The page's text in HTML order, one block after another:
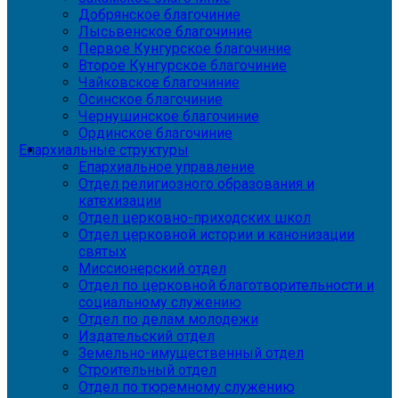
Добрянское благочиние
Лысьвенское благочиние
Первое Кунгурское благочиние
Второе Кунгурское благочиние
Чайковское благочиние
Осинское благочиние
Чернушинское благочиние
Ординское благочиние
Епархиальные структуры
Епархиальное управление
Отдел религиозного образования и
катехизации
Отдел церковно-приходских школ
Отдел церковной истории и канонизации
святых
Миссионерский отдел
Отдел по церковной благотворительности и
социальному служению
Отдел по делам молодежи
Издательский отдел
Земельно-имущественный отдел
Строительный отдел
Отдел по тюремному служению